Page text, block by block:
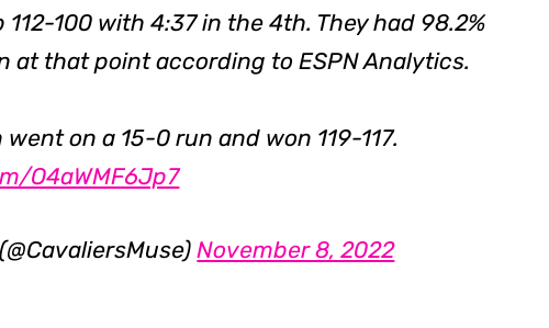
112-100 with 4:37 in the 4th. They had 98.2%
at that point according to ESPN Analytics.
on a 15-0 run and won 119-117.
O4aWMF6Jp7
November 8, 2022